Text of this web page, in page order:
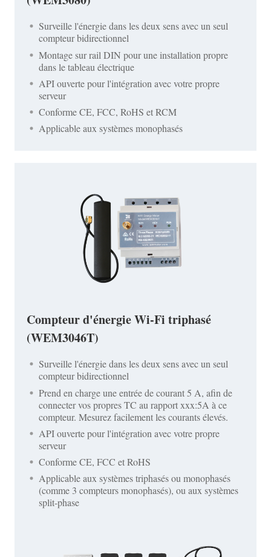
Surveille l'énergie dans les deux sens avec un seul
compteur bidirectionnel
Montage sur rail DIN pour une installation propre
dans le tableau électrique
API ouverte pour l'intégration avec votre propre
serveur
Conforme CE, FCC, RoHS et RCM
Applicable aux systèmes monophasés
Compteur d'énergie Wi-Fi triphasé
(WEM3046T)
Surveille l'énergie dans les deux sens avec un seul
compteur bidirectionnel
Prend en charge une entrée de courant 5 A, afin de
connecter vos propres TC au rapport xxx:5A à ce
compteur. Mesurez facilement les courants élevés.
API ouverte pour l'intégration avec votre propre
serveur
Conforme CE, FCC et RoHS
Applicable aux systèmes triphasés ou monophasés
(comme 3 compteurs monophasés), ou aux systèmes
split-phase